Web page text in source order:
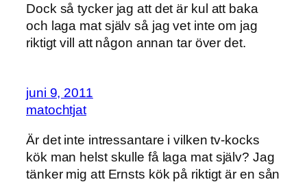
Dock så tycker jag att det är kul att baka
och laga mat själv så jag vet inte om jag
riktigt vill att någon annan tar över det.
juni 9, 2011
matochtjat
Är det inte intressantare i vilken tv-kocks
kök man helst skulle få laga mat själv? Jag
tänker mig att Ernsts kök på riktigt är en sån